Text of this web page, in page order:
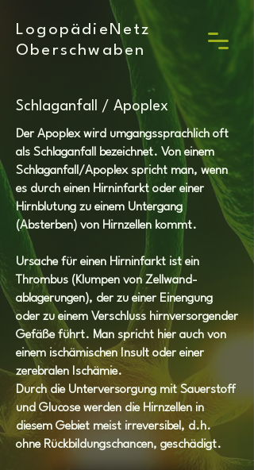
LogopädieNetz
Oberschwaben
Schlaganfall / Apoplex
Der Apoplex wird umgangssprachlich oft
als Schlaganfall bezeichnet. Von einem
Schlaganfall/Apoplex spricht man, wenn
es durch einen Hirninfarkt oder einer
Hirnblutung zu einem Untergang
(Absterben) von Hirnzellen kommt.
Ursache für einen Hirninfarkt ist ein
Thrombus (Klumpen von Zellwand-
ablagerungen), der zu einer Einengung
oder zu einem Verschluss hirnversorgender
Gefäße führt. Man spricht hier auch von
einem ischämischen Insult oder einer
zerebralen Ischämie.
Durch die Unterversorgung mit Sauerstoff
und Glucose werden die Hirnzellen in
diesem Gebiet meist irreversibel, d.h.
ohne Rückbildungschancen, geschädigt.